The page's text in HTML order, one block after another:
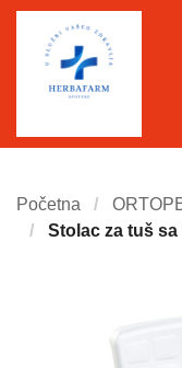
Početna
Stolac za tuš